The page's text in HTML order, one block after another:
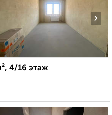
›
4/16 этаж